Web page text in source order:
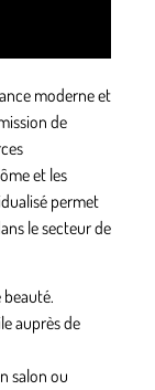
moderne et
de
et les
permet
le secteur de
auprès de
salon ou